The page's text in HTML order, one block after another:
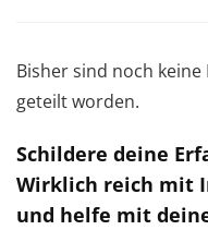
Bisher sind noch
geteilt worden.
Schildere deine
Wirklich reich mit
und helfe mit